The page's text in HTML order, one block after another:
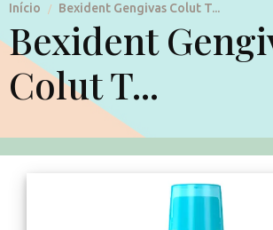
Início / Bexident Gengivas Colut T...
Bexident
Colut T...